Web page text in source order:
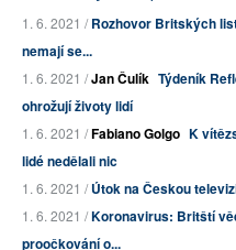
1. 6. 2021 /Rozhovor Britských
nemají se...
1. 6. 2021 /Jan Čulík Týdeník
ohrožují životy lidí
1. 6. 2021 /Fabiano Golgo K
lidé nedělali nic
1. 6. 2021 /Útok na Českou
1. 6. 2021 /Koronavirus: Britští
proočkování o...